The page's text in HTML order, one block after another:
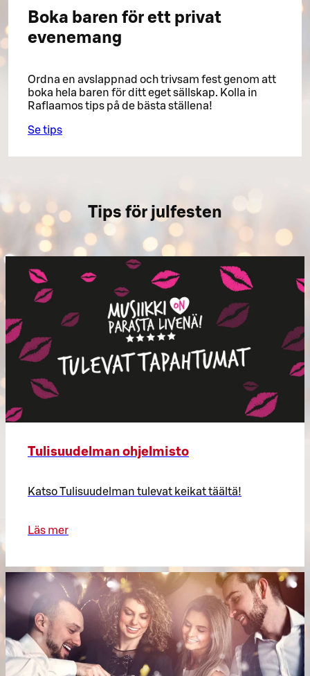
Boka baren för ett privat
evenemang
Ordna en avslappnad och trivsam fest genom att
boka hela baren för ditt eget sällskap. Kolla in
Raflaamos tips på de bästa ställena!
Se tips
Tips för julfesten
Tulisuudelman ohjelmisto
Katso Tulisuudelman tulevat keikat täältä!
Läs mer